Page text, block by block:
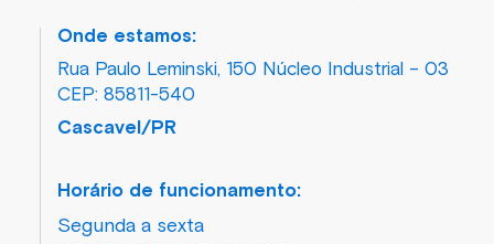
Onde estamos:
Rua Paulo Leminski, 150 Núcleo Industrial – 03
CEP: 85811-540
Cascavel/PR
Horário de funcionamento:
Segunda a sexta